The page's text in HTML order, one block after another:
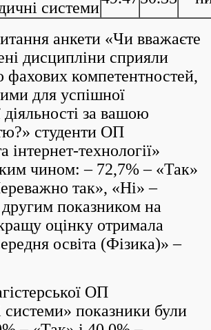
системи
анкети «Чи вважаєте
дисципліни сприяли
компетентностей,
для успішної
за вашою
студенти ОП
інтернет-технології»
чином: – 72,7% – «Так»
так», «Ні» –
показником на
оцінку отримала
освіта (Фізика)» –
ОП
системи» показники були